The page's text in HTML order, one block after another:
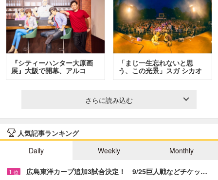
『シティーハンター大原画
展』大阪で開幕、アルコ
＆…
「まじ一生忘れないと思
う、この光景」スガ シカオ
と…
さらに読み込む
人気記事ランキング
Daily
Weekly Monthly
1 位 広島東洋カープ追加3試合決定！ 9/25巨人戦などチケッ…